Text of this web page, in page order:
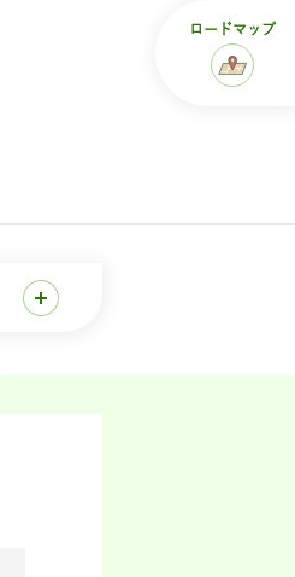
ロードマップ